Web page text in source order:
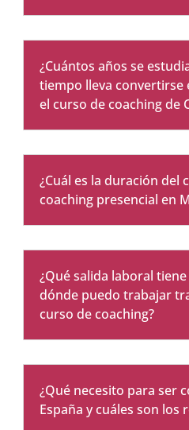
¿Cuántos años se
tiempo lleva convertirse
el curso de coaching de
¿Cuál es la duración del
coaching presencial en
¿Qué salida laboral
dónde puedo trabajar
curso de coaching?
¿Qué necesito para ser
España y cuáles son los